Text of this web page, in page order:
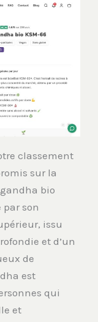
classement
sur la
bio
par son
issu
et d’un
de
est
qui
et